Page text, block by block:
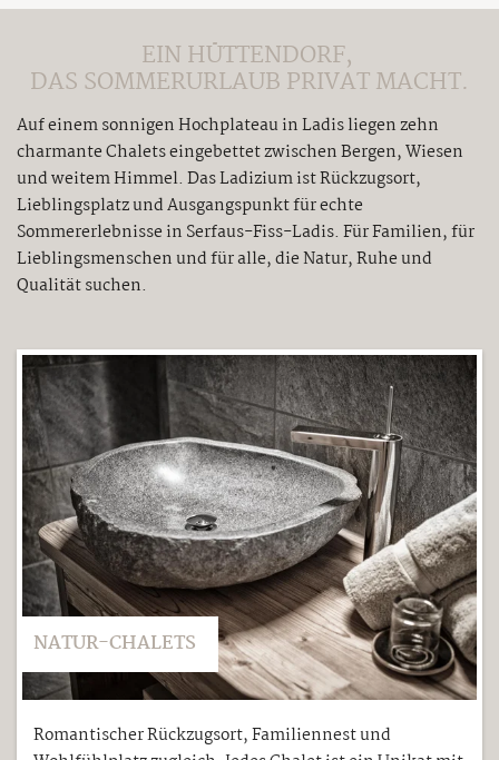
EIN HÜTTENDORF,
DAS SOMMERURLAUB PRIVAT MACHT.
Auf einem sonnigen Hochplateau in Ladis liegen zehn
charmante Chalets eingebettet zwischen Bergen, Wiesen
und weitem Himmel. Das Ladizium ist Rückzugsort,
Lieblingsplatz und Ausgangspunkt für echte
Sommererlebnisse in Serfaus-Fiss-Ladis. Für Familien, für
Lieblingsmenschen und für alle, die Natur, Ruhe und
Qualität suchen.
NATUR-CHALETS
Romantischer Rückzugsort, Familiennest und